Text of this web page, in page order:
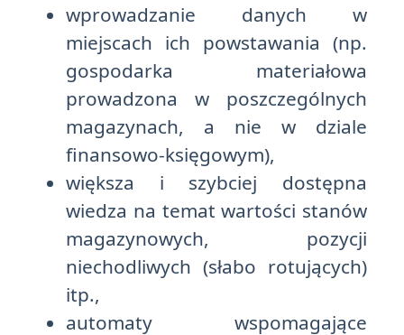
wprowadzanie danych w
miejscach ich powstawania (np.
gospodarka materiałowa
prowadzona w poszczególnych
magazynach, a nie w dziale
finansowo-księgowym),
większa i szybciej dostępna
wiedza na temat wartości stanów
magazynowych, pozycji
niechodliwych (słabo rotujących)
itp.,
automaty wspomagające